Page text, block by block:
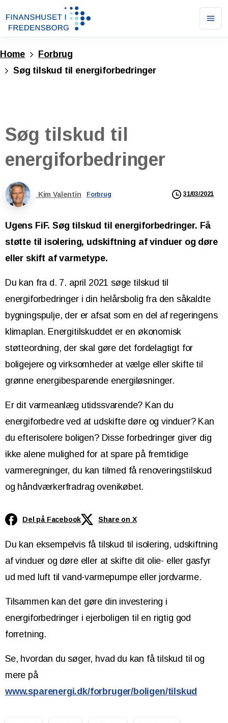
Home
Forbrug
Søg tilskud til energiforbedringer
Søg tilskud til
energiforbedringer
Kim Valentin Forbrug 31/03/2021
Ugens FiF. Søg tilskud til energiforbedringer. Få
støtte til isolering, udskiftning af vinduer og døre
eller skift af varmetype.
Du kan fra d. 7. april 2021 søge tilskud til
energiforbedringer i din helårsbolig fra den såkaldte
bygningspulje, der er afsat som en del af regeringens
klimaplan. Energitilskuddet er en økonomisk
støtteordning, der skal gøre det fordelagtigt for
boligejere og virksomheder at vælge eller skifte til
grønne energibesparende energiløsninger.
Er dit varmeanlæg utidssvarende? Kan du
energiforbedre ved at udskifte døre og vinduer? Kan
du efterisolere boligen? Disse forbedringer giver dig
ikke alene mulighed for at spare på fremtidige
varmeregninger, du kan tilmed få renoveringstilskud
og håndværkerfradrag ovenikøbet.
Del på Facebook Share on X
Du kan eksempelvis få tilskud til isolering, udskiftning
af vinduer og døre eller at skifte dit olie- eller gasfyr
ud med luft til vand-varmepumpe eller jordvarme.
Tilsammen kan det gøre din investering i
energiforbedringer i ejerboligen til en rigtig god
forretning.
Se, hvordan du søger, hvad du kan få tilskud til og
mere på
www.sparenergi.dk/forbruger/boligen/tilskud